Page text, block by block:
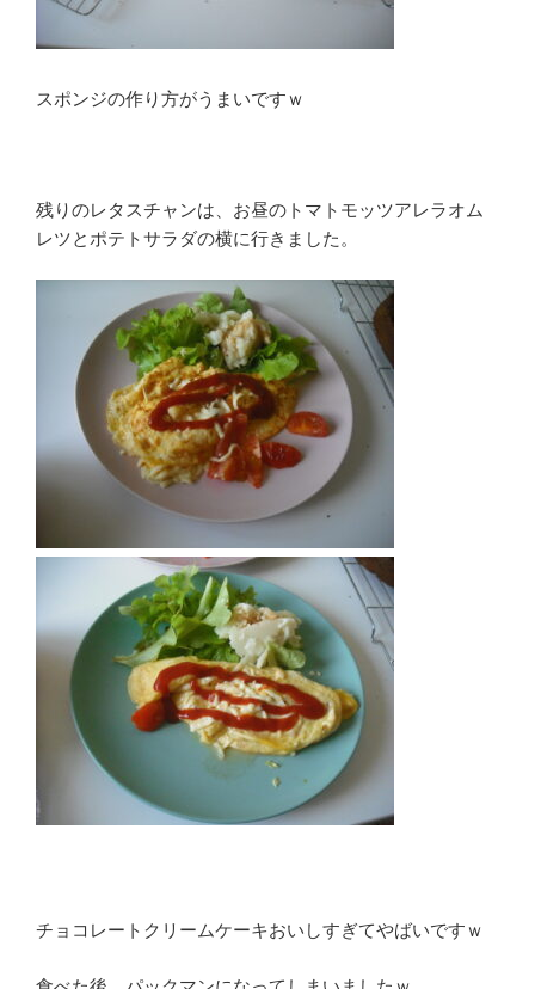
スポンジの作り方がうまいですｗ
残りのレタスチャンは、お昼のトマトモッツアレラオム
レツとポテトサラダの横に行きました。
チョコレートクリームケーキおいしすぎてやばいですｗ